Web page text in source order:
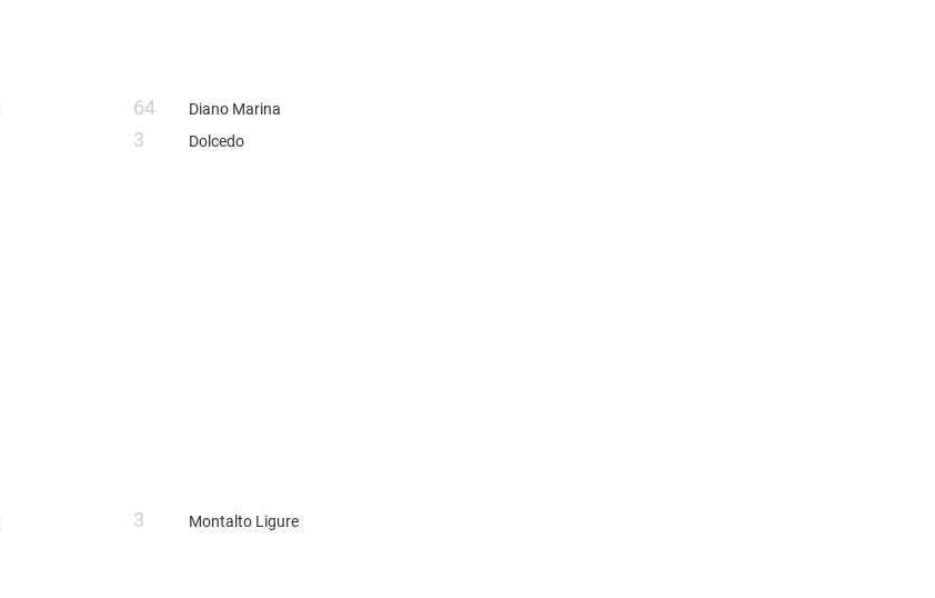
64 Diano Marina
3 Dolcedo
3 Montalto Ligure